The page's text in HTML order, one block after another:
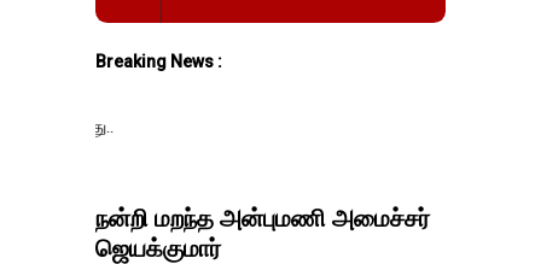
Breaking News :
நன்றி மறந்த அன்புமணி அமைச்சர்
ஜெயக்குமார்